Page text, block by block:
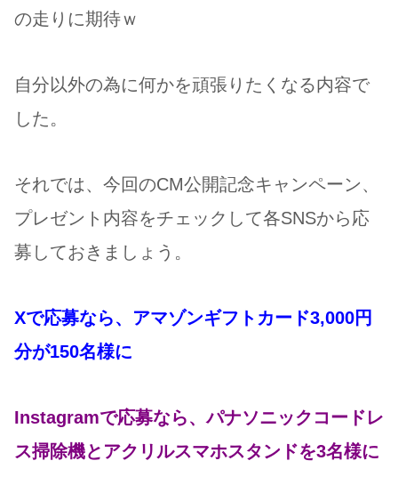
の走りに期待ｗ
自分以外の為に何かを頑張りたくなる内容で
した。
それでは、今回のCM公開記念キャンペーン、
プレゼント内容をチェックして各SNSから応
募しておきましょう。
Xで応募なら、アマゾンギフトカード3,000円
分が150名様に
Instagramで応募なら、パナソニックコードレ
ス掃除機とアクリルスマホスタンドを3名様に